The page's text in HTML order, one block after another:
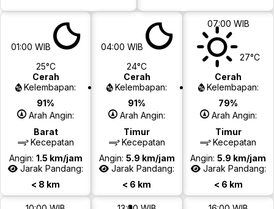
01:00 WIB
25°C
Cerah
Kelembapan:
91%
Arah Angin:
Barat
Kecepatan
Angin: 1.5 km/jam
Jarak Pandang:
< 8 km
04:00 WIB
24°C
Cerah
Kelembapan:
91%
Arah Angin:
Timur
Kecepatan
Angin: 5.9 km/jam
Jarak Pandang:
< 6 km
07:00 WIB
27°C
Cerah
Kelembapan:
79%
Arah Angin:
Timur
Kecepatan
Angin:5.9 km/jam
Jarak Pandang:
< 6 km